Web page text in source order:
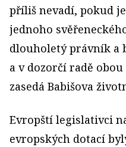
příliš nevadí, pokud
jednoho
dlouholetý právník a
a v dozorčí radě
zasedá Babišova
Evropští legislativci
evropských dotací